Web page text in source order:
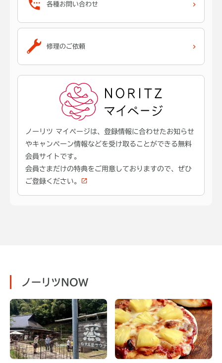
各種お問い合わせ
修理のご依頼
ノーリツ マイページは、登録情報に合わせたお知らせ
やキャンペーン情報などを受け取ることができる無料
会員サイトです。
会員さまだけの特典をご用意しておりますので、ぜひ
ご登録ください。
ノーリツNOW